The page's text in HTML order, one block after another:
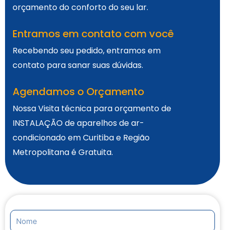
orçamento do conforto do seu lar.
Entramos em contato com você
Recebendo seu pedido, entramos em
contato para sanar suas dúvidas.
Agendamos o Orçamento
Nossa Visita técnica para orçamento de
INSTALAÇÃO de aparelhos de ar-
condicionado em Curitiba e Região
Metropolitana é Gratuita.